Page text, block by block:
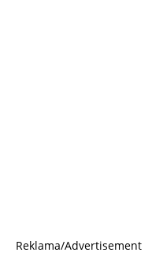
Reklama/Advertisement